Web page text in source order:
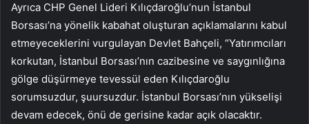
Ayrıca CHP Genel Lideri Kılıçdaroğlu’nun İstanbul
Borsası’na yönelik kabahat oluşturan açıklamalarını kabul
etmeyeceklerini vurgulayan Devlet Bahçeli, “Yatırımcıları
korkutan, İstanbul Borsası’nın cazibesine ve saygınlığına
gölge düşürmeye tevessül eden Kılıçdaroğlu
sorumsuzdur, şuursuzdur. İstanbul Borsası’nın yükselişi
devam edecek, önü de gerisine kadar açık olacaktır.